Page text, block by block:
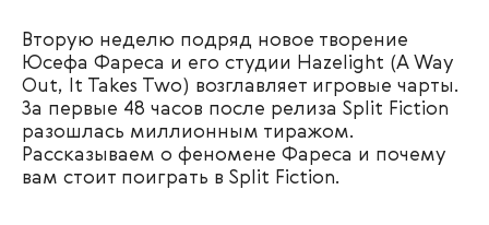
Вторую неделю подряд новое творение
Юсефа Фареса и его студии Hazelight (A Way
Out, It Takes Two) возглавляет игровые чарты.
За первые 48 часов после релиза Split Fiction
разошлась миллионным тиражом.
Рассказываем о феномене Фареса и почему
вам стоит поиграть в Split Fiction.